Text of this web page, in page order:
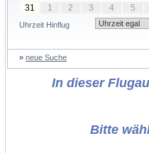
31
1 2 3 4 5
Uhrzeit Hinflug
» neue Suche
In dieser
Bitte